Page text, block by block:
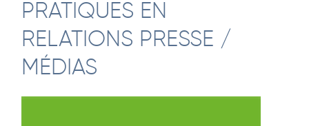
PRATIQUES EN
RELATIONS PRESSE /
MÉDIAS